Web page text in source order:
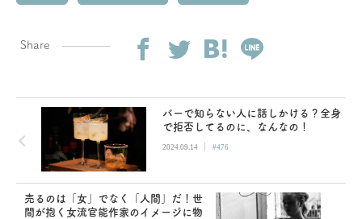
Share
バーで知らない人に話しかける？全身
で拒否してるのに、なんなの！
2024.09.14 | #476
売るのは「女」でなく「人間」だ！世
間が抱く女流官能作家のイメージに物